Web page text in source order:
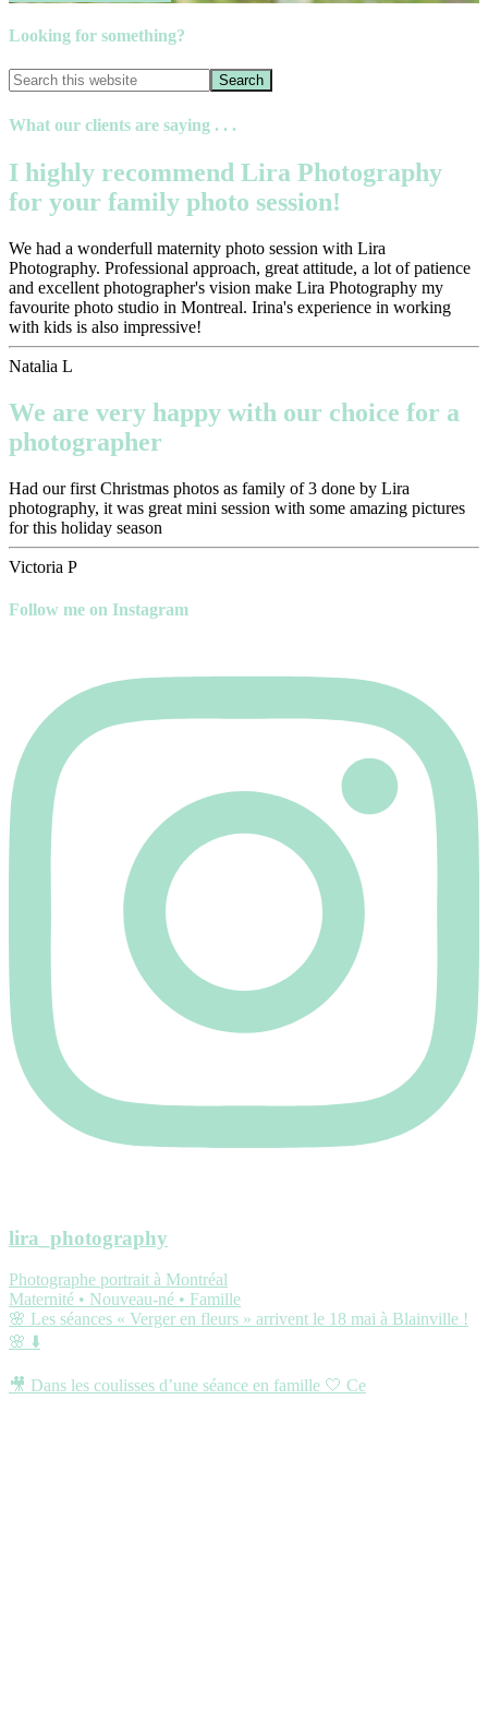
Looking for something?
What our clients are saying . . .
I highly recommend Lira Photography
for your family photo session!
We had a wonderfull maternity photo session with Lira
Photography. Professional approach, great attitude, a lot of patience
and excellent photographer's vision make Lira Photography my
favourite photo studio in Montreal. Irina's experience in working
with kids is also impressive!
Natalia L
We are very happy with our choice for a
photographer
Had our first Christmas photos as family of 3 done by Lira
photography, it was great mini session with some amazing pictures
for this holiday season
Victoria P
Follow me on Instagram
lira_photography
Photographe portrait à Montréal
Maternité • Nouveau-né • Famille
🌸 Les séances « Verger en fleurs » arrivent le 18 mai à Blainville !
🌸 ⬇️
🎥 Dans les coulisses d’une séance en famille 🤍 Ce